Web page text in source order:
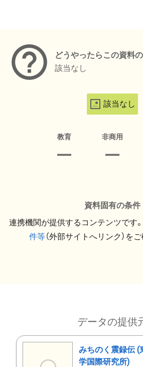
どうやったらこの資料
該当なし
該当なし
教育 非商用
資料固有の条件
連携機関が提供するコンテンツです。
件等（外部サイトへリンク）を
データの提供
みちのく震録伝 (
学国際研究所)